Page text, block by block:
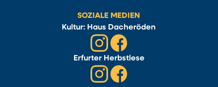
SOZIALE MEDIEN
Kultur: Haus Dacheröden
Erfurter Herbstlese